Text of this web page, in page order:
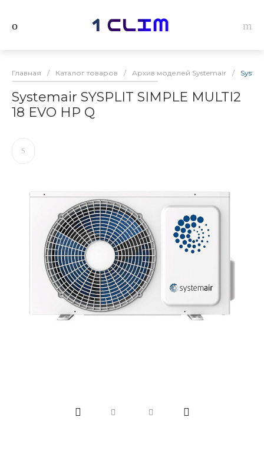
Главная / Каталог товаров / Архив моделей Systemair /
Systemair SYSPLIT SIMPLE MULTI2
18 EVO HP Q